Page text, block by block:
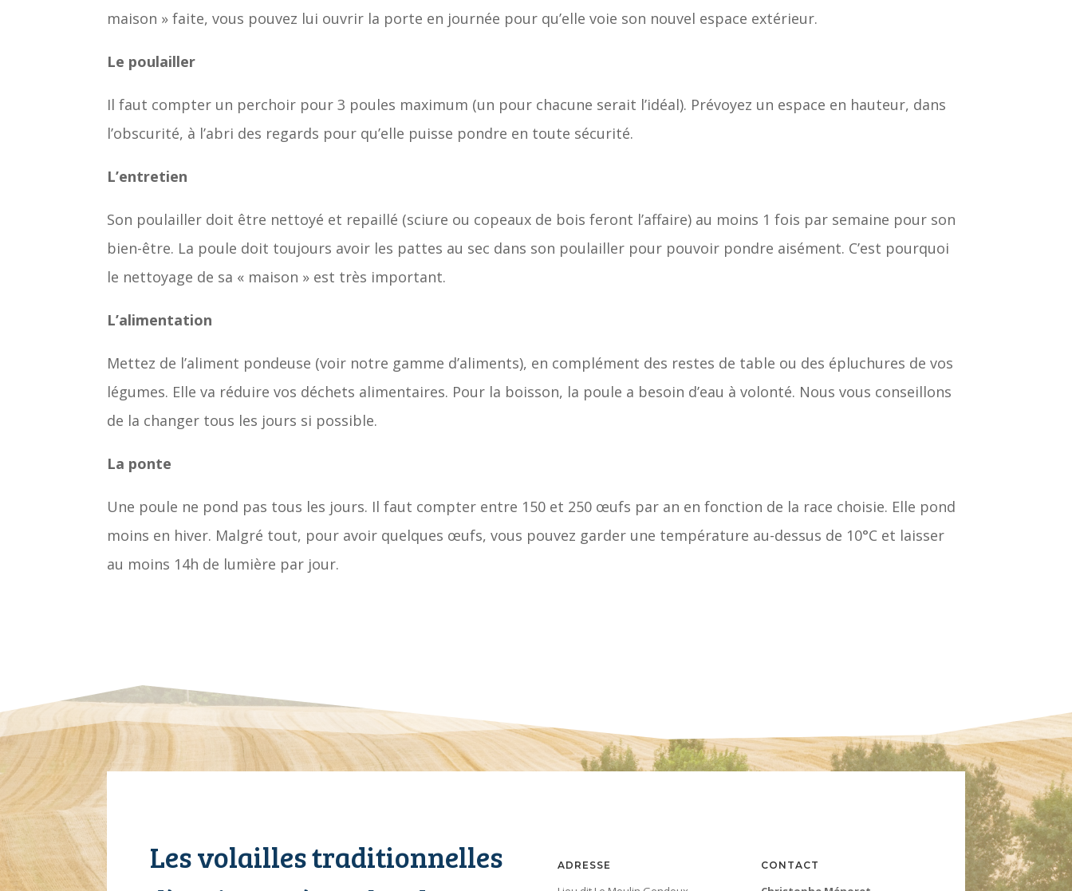
maison » faite, vous pouvez lui ouvrir la porte en journée pour qu’elle voie son nouvel espace extérieur.
Le poulailler
Il faut compter un perchoir pour 3 poules maximum (un pour chacune serait l’idéal). Prévoyez un espace en hauteur, dans
l’obscurité, à l’abri des regards pour qu’elle puisse pondre en toute sécurité.
L’entretien
Son poulailler doit être nettoyé et repaillé (sciure ou copeaux de bois feront l’affaire) au moins 1 fois par semaine pour son
bien-être. La poule doit toujours avoir les pattes au sec dans son poulailler pour pouvoir pondre aisément. C’est pourquoi
le nettoyage de sa « maison » est très important.
L’alimentation
Mettez de l’aliment pondeuse (voir notre gamme d’aliments), en complément des restes de table ou des épluchures de vos
légumes. Elle va réduire vos déchets alimentaires. Pour la boisson, la poule a besoin d’eau à volonté. Nous vous conseillons
de la changer tous les jours si possible.
La ponte
Une poule ne pond pas tous les jours. Il faut compter entre 150 et 250 œufs par an en fonction de la race choisie. Elle pond
moins en hiver. Malgré tout, pour avoir quelques œufs, vous pouvez garder une température au-dessus de 10°C et laisser
au moins 14h de lumière par jour.
Les volailles traditionnelles
ADRESSE CONTACT